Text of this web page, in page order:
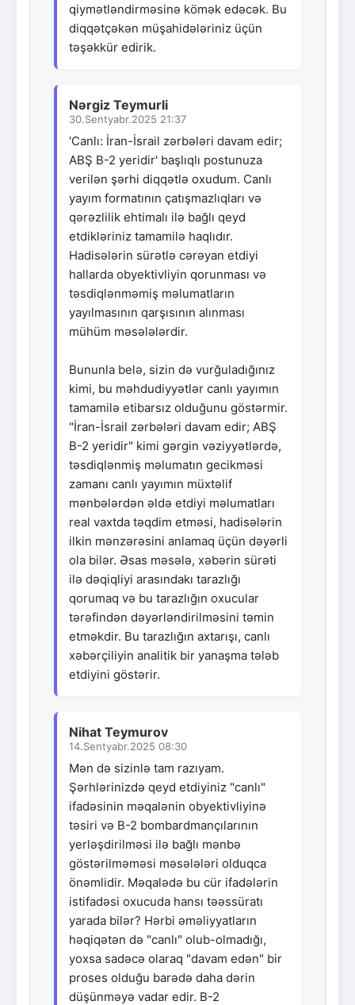
qiymətləndirməsinə kömək edəcək. Bu
diqqətçəkən müşahidələriniz üçün
təşəkkür edirik.
Nərgiz Teymurli
30.Sentyabr.2025 21:37
'Canlı: İran-İsrail zərbələri davam edir;
ABŞ B-2 yeridir' başlıqlı postunuza
verilən şərhi diqqətlə oxudum. Canlı
yayım formatının çatışmazlıqları və
qərəzlilik ehtimalı ilə bağlı qeyd
etdikləriniz tamamilə haqlıdır.
Hadisələrin sürətlə cərəyan etdiyi
hallarda obyektivliyin qorunması və
təsdiqlənməmiş məlumatların
yayılmasının qarşısının alınması
mühüm məsələlərdir.
Bununla belə, sizin də vurğuladığınız
kimi, bu məhdudiyyətlər canlı yayımın
tamamilə etibarsız olduğunu göstərmir.
"İran-İsrail zərbələri davam edir; ABŞ
B-2 yeridir" kimi gərgin vəziyyətlərdə,
təsdiqlənmiş məlumatın gecikməsi
zamanı canlı yayımın müxtəlif
mənbələrdən əldə etdiyi məlumatları
real vaxtda təqdim etməsi, hadisələrin
ilkin mənzərəsini anlamaq üçün dəyərli
ola bilər. Əsas məsələ, xəbərin sürəti
ilə dəqiqliyi arasındakı tarazlığı
qorumaq və bu tarazlığın oxucular
tərəfindən dəyərləndirilməsini təmin
etməkdir. Bu tarazlığın axtarışı, canlı
xəbərçiliyin analitik bir yanaşma tələb
etdiyini göstərir.
Nihat Teymurov
14.Sentyabr.2025 08:30
Mən də sizinlə tam razıyam.
Şərhlərinizdə qeyd etdiyiniz "canlı"
ifadəsinin məqalənin obyektivliyinə
təsiri və B-2 bombardmançılarının
yerləşdirilməsi ilə bağlı mənbə
göstərilməməsi məsələləri olduqca
önəmlidir. Məqalədə bu cür ifadələrin
istifadəsi oxucuda hansı təəssüratı
yarada bilər? Hərbi əməliyyatların
həqiqətən də "canlı" olub-olmadığı,
yoxsa sadəcə olaraq "davam edən" bir
proses olduğu barədə daha dərin
düşünməyə vadar edir. B-2